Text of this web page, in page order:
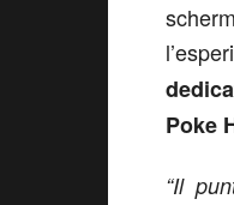
Poke
“Il